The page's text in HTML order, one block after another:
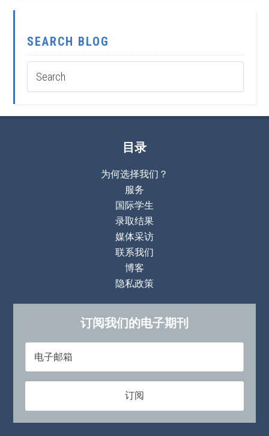
SEARCH BLOG
目录
为何选择我们？
服务
国际学生
录取结果
媒体采访
联系我们
博客
隐私政策
订阅我们的电子期刊